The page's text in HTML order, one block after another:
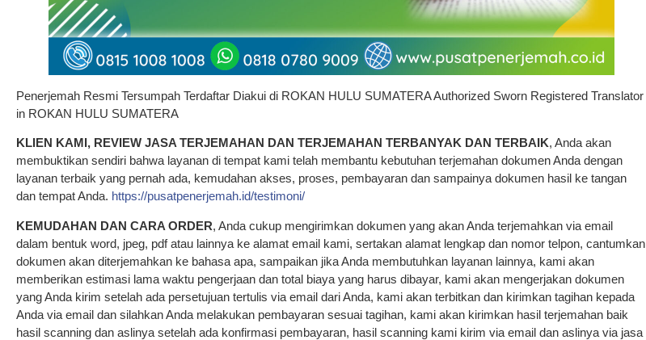
Penerjemah Resmi Tersumpah Terdaftar Diakui di ROKAN HULU SUMATERA Authorized Sworn Registered Translator
in ROKAN HULU SUMATERA
KLIEN KAMI, REVIEW JASA TERJEMAHAN DAN TERJEMAHAN TERBANYAK DAN TERBAIK, Anda akan
membuktikan sendiri bahwa layanan di tempat kami telah membantu kebutuhan terjemahan dokumen Anda dengan
layanan terbaik yang pernah ada, kemudahan akses, proses, pembayaran dan sampainya dokumen hasil ke tangan
dan tempat Anda. https://pusatpenerjemah.id/testimoni/
KEMUDAHAN DAN CARA ORDER, Anda cukup mengirimkan dokumen yang akan Anda terjemahkan via email
dalam bentuk word, jpeg, pdf atau lainnya ke alamat email kami, sertakan alamat lengkap dan nomor telpon, cantumkan
dokumen akan diterjemahkan ke bahasa apa, sampaikan jika Anda membutuhkan layanan lainnya, kami akan
memberikan estimasi lama waktu pengerjaan dan total biaya yang harus dibayar, kami akan mengerjakan dokumen
yang Anda kirim setelah ada persetujuan tertulis via email dari Anda, kami akan terbitkan dan kirimkan tagihan kepada
Anda via email dan silahkan Anda melakukan pembayaran sesuai tagihan, kami akan kirimkan hasil terjemahan baik
hasil scanning dan aslinya setelah ada konfirmasi pembayaran, hasil scanning kami kirim via email dan aslinya via jasa